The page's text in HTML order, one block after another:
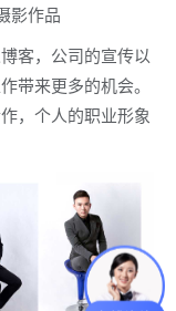
影作品
客，公司的宣传以
带来更多的机会。
，个人的职业形象